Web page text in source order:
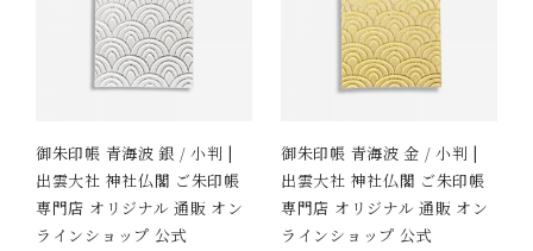
御朱印帳 青海波 銀 / 小判 |
出雲大社 神社仏閣 ご朱印帳
専門店 オリジナル 通販 オン
ラインショップ 公式
御朱印帳 青海波 金 / 小判 |
出雲大社 神社仏閣 ご朱印帳
専門店 オリジナル 通販 オン
ラインショップ 公式